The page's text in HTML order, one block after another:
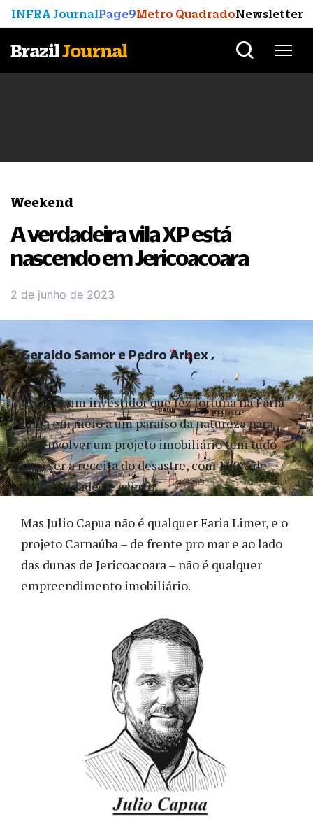
INFRA JournalPage9Metro QuadradoNewsletter
BrazilJournal
Weekend
A verdadeira vila XP está
nascendo em Jericoacoara
2 de junho de 2023
Colocar um investidor que fez fortuna na Faria
Lima em meio a um paraíso da natureza para
desenvolver um projeto imobiliário tem tudo
para ser a receita do desastre, com 100% de
probabilidade de acerto.
Mas Julio Capua não é qualquer Faria Limer, e o
projeto Carnaúba – de frente pro mar e ao lado
das dunas de Jericoacoara – não é qualquer
empreendimento imobiliário.
Geraldo Samor e Pedro Arbex